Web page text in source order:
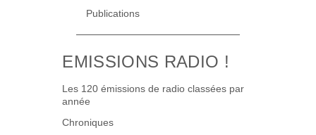
Publications
EMISSIONS RADIO !
Les 120 émissions de radio classées par
année
Chroniques